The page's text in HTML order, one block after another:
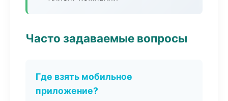
Часто задаваемые вопросы
Где взять мобильное
приложение?